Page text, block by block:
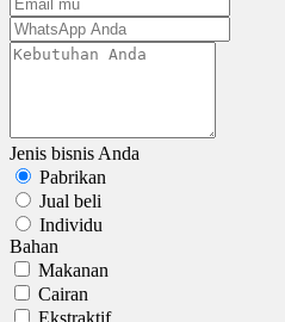
Jenis bisnis Anda
Pabrikan
Jual beli
Individu
Bahan
Makanan
Cairan
Ekstraktif